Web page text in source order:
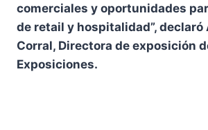
comerciales y oportunidades
de retail y hospitalidad”, declaró
Corral, Directora de exposición
Exposiciones.